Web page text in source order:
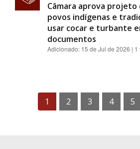
Câmara aprova projeto
povos indígenas e
usar cocar e turbante
documentos
Adicionado: 15 de Jul de 2026 |
1 2 3 4 5